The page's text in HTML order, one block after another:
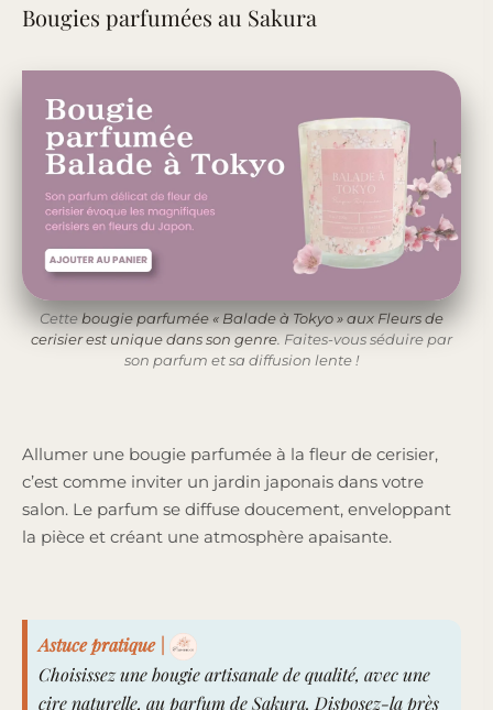
Bougies parfumées au Sakura
Cettebougie parfumée « Balade à Tokyo » aux Fleurs de
cerisier est unique dans son genre . Faites-vous séduire par
son parfum et sa diffusion lente !
Allumer une bougie parfumée à la fleur de cerisier,
c’est comme inviter un jardin japonais dans votre
salon. Le parfum se diffuse doucement, enveloppant
la pièce et créant une atmosphère apaisante.
Astuce pratique |
Choisissez unebougie artisanale de qualité, avec une
cire naturelle, au parfum de Sakura. Disposez-la près